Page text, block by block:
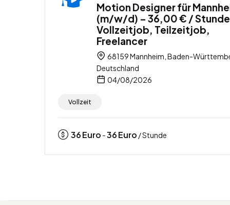
Motion Designer für
(m/w/d) – 36,00 € /
Vollzeitjob, Teilzeitjob,
Freelancer
68159 Mannheim, Baden-
Deutschland
04/08/2026
Vollzeit
36Euro -36Euro / Stunde